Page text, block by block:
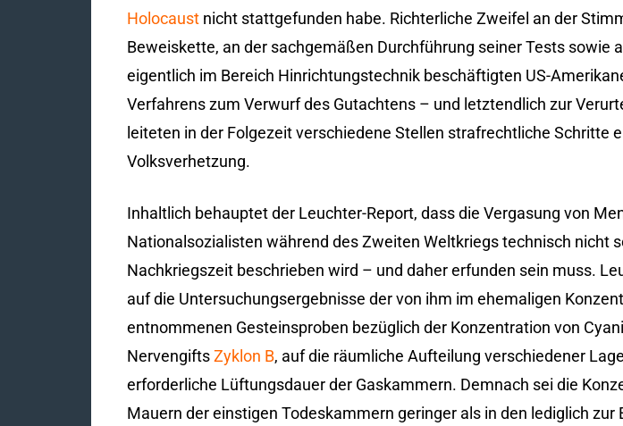
Holocaust nicht stattgefunden habe. Richterliche Zweifel an der
Beweiskette, an der sachgemäßen Durchführung seiner Tests sowie
eigentlich im Bereich Hinrichtungstechnik beschäftigten US-
Verfahrens zum Verwurf des Gutachtens – und letztendlich zur
leiteten in der Folgezeit verschiedene Stellen strafrechtliche Schritte
Volksverhetzung.
Inhaltlich behauptet der Leuchter-Report, dass die Vergasung von
Nationalsozialisten während des Zweiten Weltkriegs technisch nicht
Nachkriegszeit beschrieben wird – und daher erfunden sein muss.
auf die Untersuchungsergebnisse der von ihm im ehemaligen
entnommenen Gesteinsproben bezüglich der Konzentration von
NervengiftsZyklon B, auf die räumliche Aufteilung verschiedener
erforderliche Lüftungsdauer der Gaskammern. Demnach sei die
Mauern der einstigen Todeskammern geringer als in den lediglich